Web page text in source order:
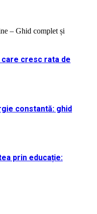
– Ghid complet și
cresc rata de
constantă: ghid
prin educație: